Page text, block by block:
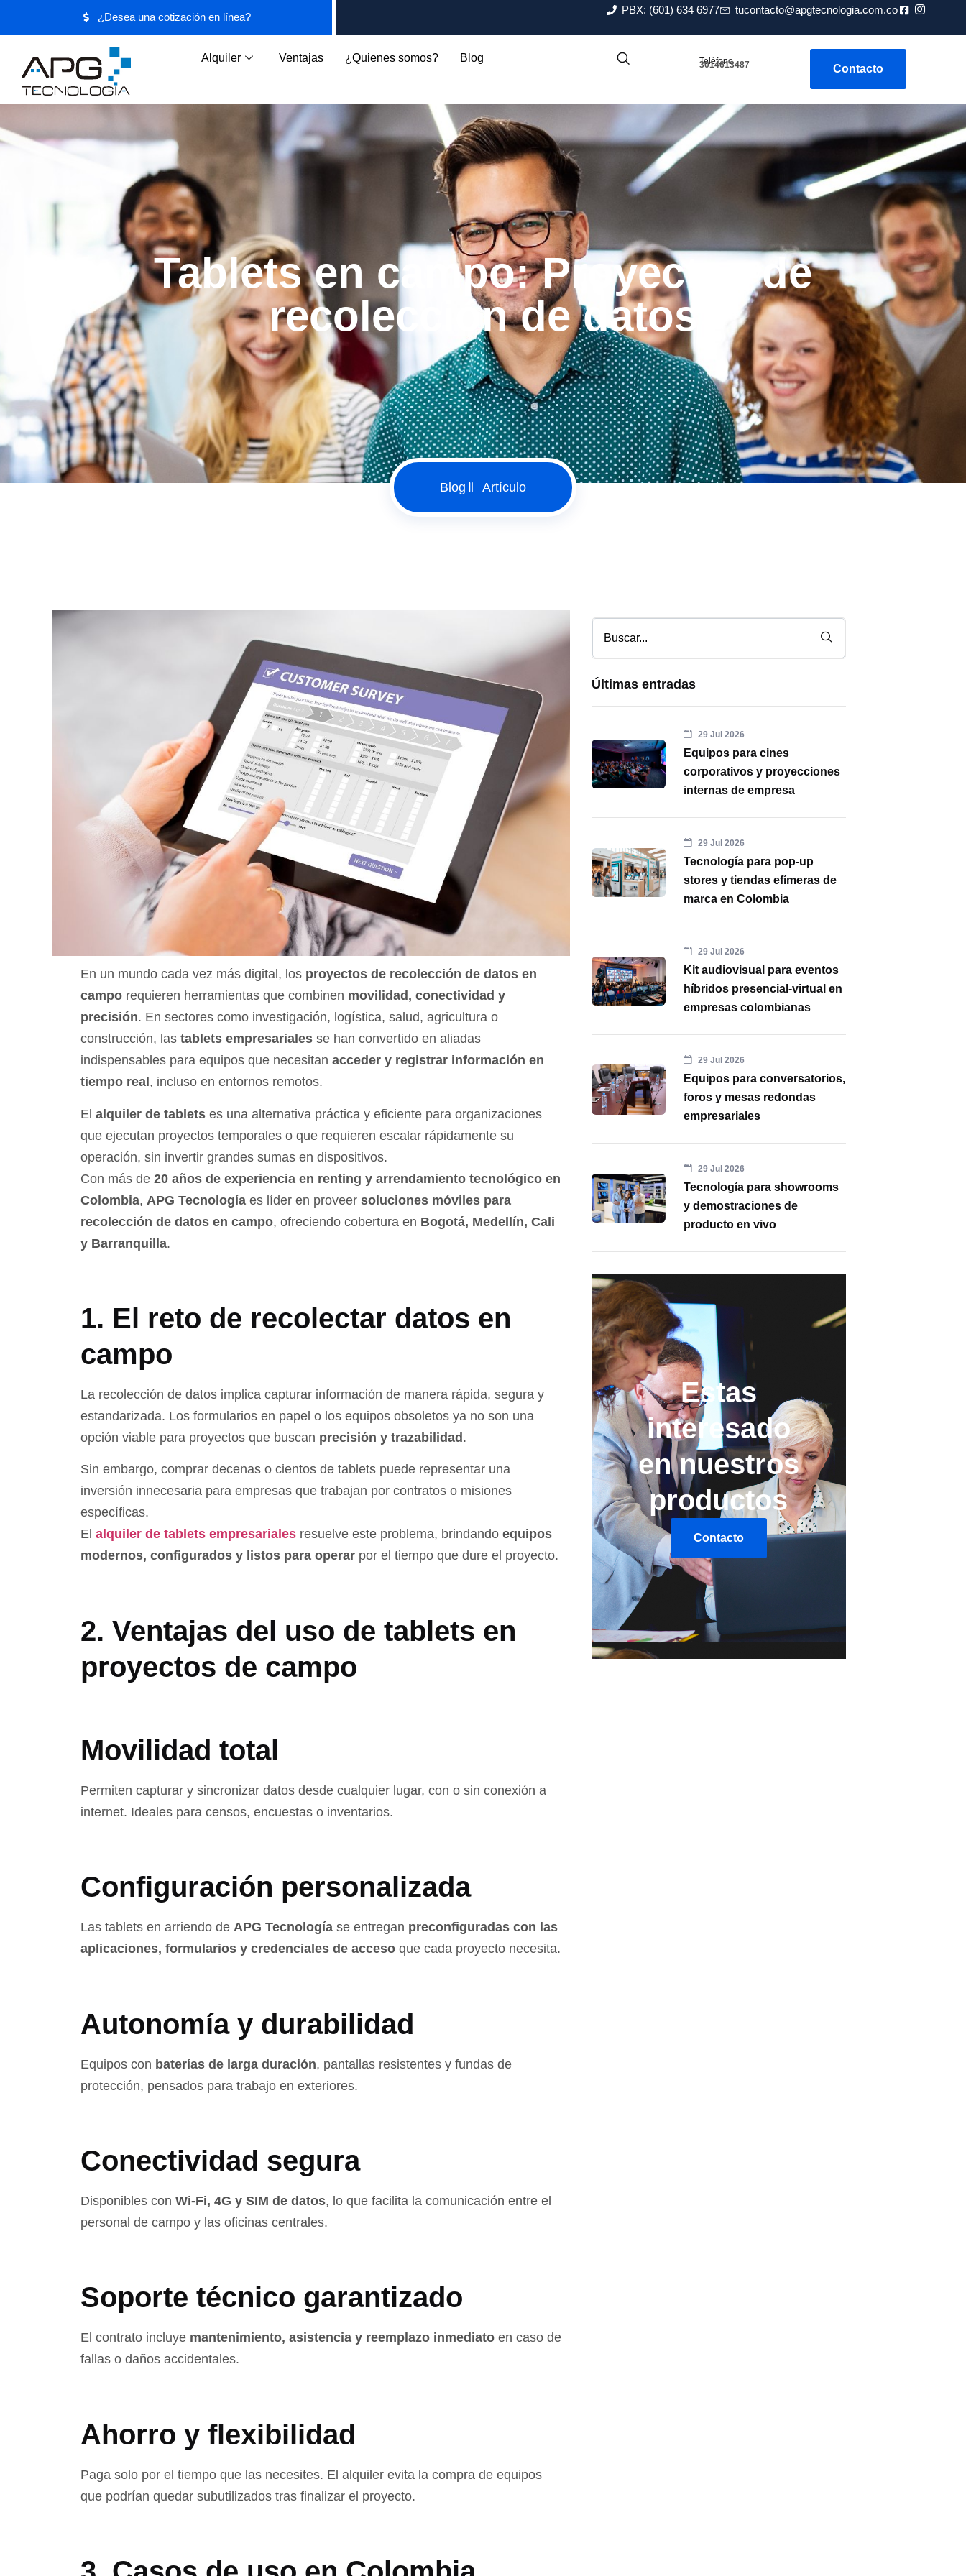
¿Desea una cotización en línea?
PBX: (601) 634 6977 tucontacto@apgtecnologia.com.co
Alquiler Ventajas ¿Quienes somos? Blog Teléfono
3014613487 Contacto
Tablets en campo: Proyectos de
recolección de datos
Blog Artículo
En un mundo cada vez más digital, los proyectos de recolección de datos en
campo requieren herramientas que combinen movilidad, conectividad y
precisión. En sectores como investigación, logística, salud, agricultura o
construcción, las tablets empresariales se han convertido en aliadas
indispensables para equipos que necesitan acceder y registrar información en
tiempo real , incluso en entornos remotos.
El alquiler de tablets es una alternativa práctica y eficiente para organizaciones
que ejecutan proyectos temporales o que requieren escalar rápidamente su
operación, sin invertir grandes sumas en dispositivos.
Con más de 20 años de experiencia en renting y arrendamiento tecnológico en
Colombia, APG Tecnología es líder en proveer soluciones móviles para
recolección de datos en campo, ofreciendo cobertura en Bogotá, Medellín, Cali
y Barranquilla.
1. El reto de recolectar datos en
campo
La recolección de datos implica capturar información de manera rápida, segura y
estandarizada. Los formularios en papel o los equipos obsoletos ya no son una
opción viable para proyectos que buscan precisión y trazabilidad .
Sin embargo, comprar decenas o cientos de tablets puede representar una
inversión innecesaria para empresas que trabajan por contratos o misiones
específicas.
El alquiler de tablets empresariales resuelve este problema, brindando equipos
modernos, configurados y listos para operar por el tiempo que dure el proyecto.
2. Ventajas del uso de tablets en
proyectos de campo
Movilidad total
Permiten capturar y sincronizar datos desde cualquier lugar, con o sin conexión a
internet. Ideales para censos, encuestas o inventarios.
Configuración personalizada
Las tablets en arriendo de APG Tecnología se entregan preconfiguradas con las
aplicaciones, formularios y credenciales de acceso que cada proyecto necesita.
Autonomía y durabilidad
Equipos con baterías de larga duración, pantallas resistentes y fundas de
protección, pensados para trabajo en exteriores.
Conectividad segura
Disponibles con Wi-Fi, 4G y SIM de datos, lo que facilita la comunicación entre el
personal de campo y las oficinas centrales.
Soporte técnico garantizado
El contrato incluye mantenimiento, asistencia y reemplazo inmediato en caso de
fallas o daños accidentales.
Ahorro y flexibilidad
Paga solo por el tiempo que las necesites. El alquiler evita la compra de equipos
que podrían quedar subutilizados tras finalizar el proyecto.
Últimas entradas
29 Jul 2026
Equipos para cines
corporativos y proyecciones
internas de empresa
29 Jul 2026
Tecnología para pop-up
stores y tiendas efímeras de
marca en Colombia
29 Jul 2026
Kit audiovisual para eventos
híbridos presencial-virtual en
empresas colombianas
29 Jul 2026
Equipos para conversatorios,
foros y mesas redondas
empresariales
29 Jul 2026
Tecnología para showrooms
y demostraciones de
producto en vivo
Estas
interesado
en nuestros
productos
Contacto